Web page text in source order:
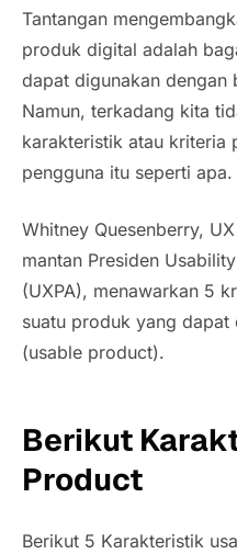
Tantangan
produk digital adalah
dapat digunakan dengan
Namun, terkadang kita
karakteristik atau kriteria
pengguna itu seperti apa.
Whitney Quesenberry,
mantan Presiden
(UXPA), menawarkan 5
suatu produk yang
(usable product).
Berikut
Product
Berikut 5 Karakteristik